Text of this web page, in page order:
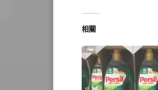
相關